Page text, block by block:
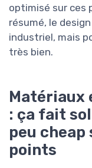
optimisé sur ces
résumé, le
industriel, mais
très bien.
Matériaux
: ça fait
peu
points